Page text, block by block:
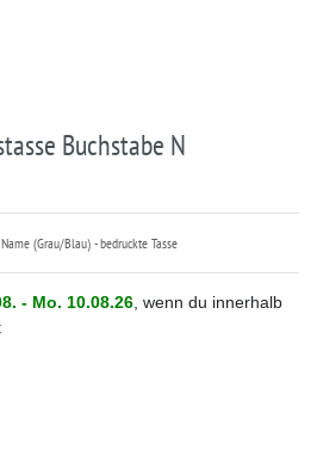
Buchstabe N
(Grau/Blau) - bedruckte Tasse
- Mo. 10.08.26 , wenn du innerhalb